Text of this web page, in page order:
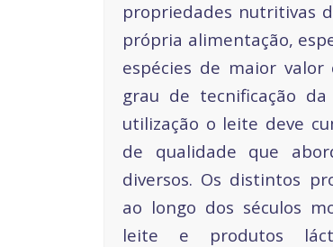
propriedades nutritivas
própria alimentação,
espécies de maior valor
grau de tecnificação
utilização o leite deve
de qualidade que
diversos. Os distintos
ao longo dos séculos
leite e produtos